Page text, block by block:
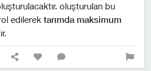
oluşturulan bu
edilerek tarımda maksimum